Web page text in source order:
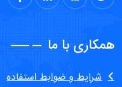
همکاری با ما
شرایط و ضوابط استفاده